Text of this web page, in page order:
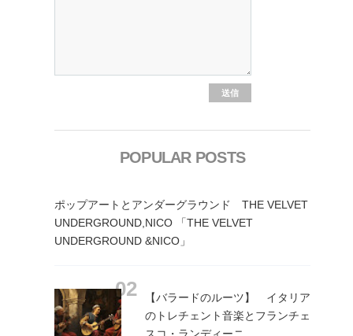
POPULAR POSTS
ポップアートとアンダーグラウンド THE VELVET
UNDERGROUND,NICO 「THE VELVET
UNDERGROUND &NICO」
【バラードのルーツ】 イタリア
のトレチェント音楽とフランチェ